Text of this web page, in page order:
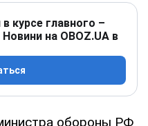
курсе главного –
на OBOZ.UA в
обороны РФ